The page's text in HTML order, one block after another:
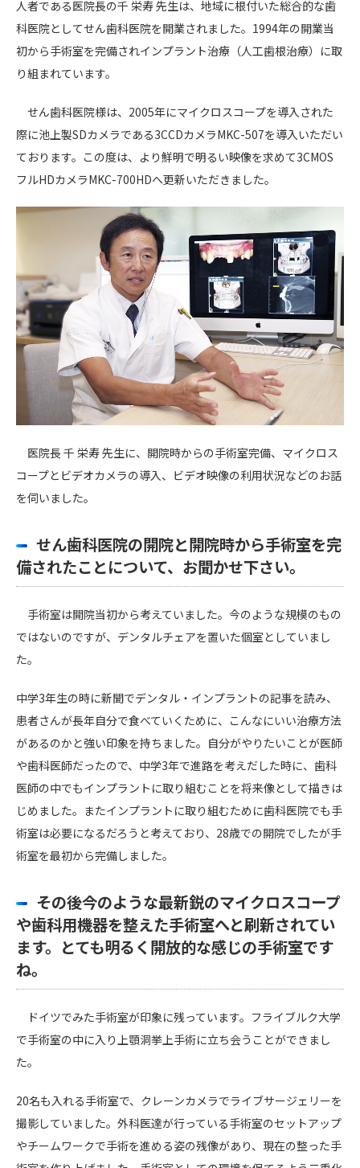
人者である医院長の千 栄寿 先生は、地域に根付いた総合的な歯
科医院としてせん歯科医院を開業されました。1994年の開業当
初から手術室を完備されインプラント治療（人工歯根治療）に取
り組まれています。
せん歯科医院様は、2005年にマイクロスコープを導入された
際に池上製SDカメラである3CCDカメラMKC-507を導入いただい
ております。この度は、より鮮明で明るい映像を求めて3CMOS
フルHDカメラMKC-700HDへ更新いただきました。
医院長 千 栄寿 先生に、開院時からの手術室完備、マイクロス
コープとビデオカメラの導入、ビデオ映像の利用状況などのお話
を伺いました。
せん歯科医院の開院と開院時から手術室を完
備されたことについて、お聞かせ下さい。
手術室は開院当初から考えていました。今のような規模のもの
ではないのですが、デンタルチェアを置いた個室としていまし
た。
中学3年生の時に新聞でデンタル・インプラントの記事を読み、
患者さんが長年自分で食べていくために、こんなにいい治療方法
があるのかと強い印象を持ちました。自分がやりたいことが医師
や歯科医師だったので、中学3年で進路を考えだした時に、歯科
医師の中でもインプラントに取り組むことを将来像として描きは
じめました。またインプラントに取り組むために歯科医院でも手
術室は必要になるだろうと考えており、28歳での開院でしたが手
術室を最初から完備しました。
その後今のような最新鋭のマイクロスコープ
や歯科用機器を整えた手術室へと刷新されてい
ます。とても明るく開放的な感じの手術室です
ね。
ドイツでみた手術室が印象に残っています。フライブルク大学
で手術室の中に入り上顎洞挙上手術に立ち会うことができまし
た。
20名も入れる手術室で、クレーンカメラでライブサージェリーを
撮影していました。外科医達が行っている手術室のセットアップ
やチームワークで手術を進める姿の残像があり、現在の整った手